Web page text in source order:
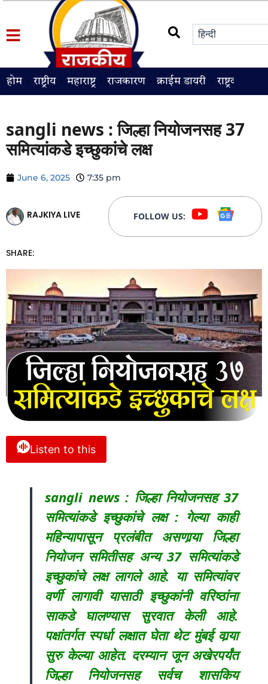
होम राष्ट्रीय महाराष्ट्र राजकारण क्राईम डायरी राष्ट्रवादी
sangli news : जिल्हा नियोजनसह 37
समित्यांकडे इच्छुकांचे लक्ष
June 6, 2025 7:35 pm
RAJKIYA LIVE FOLLOW US:
SHARE:
Listen to this
sangli news : जिल्हा नियोजनसह 37
समित्यांकडे इच्छुकांचे लक्ष : गेल्या काही
महिन्यापासून प्रलंबीत असणार्‍या जिल्हा
नियोजन समितीसह अन्य 37 समित्यांकडे
इच्छुकांचे लक्ष लागले आहे. या समित्यांवर
वर्णी लागावी यासाठी इच्छुकांनी वरिष्ठांना
साकडे घालण्यास सुरवात केली आहे.
पक्षांतर्गत स्पर्धा लक्षात घेता थेट मुंबई वार्‍या
सुरु केल्या आहेत. दरम्यान जून अखेरपर्यंत
जिल्हा नियोजनसह सर्वच शासकिय